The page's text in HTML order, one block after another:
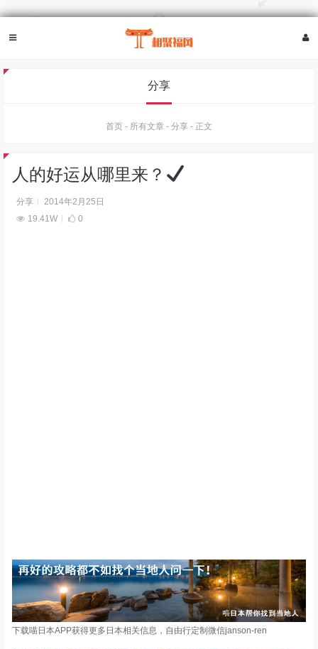
分享
首页 - 所有文章 - 分享 - 正文
人的好运从哪里来？
分享
2014年2月25日
19.41W
0
下载喵日本APP获得更多日本相关信息，自由行定制微信janson-ren